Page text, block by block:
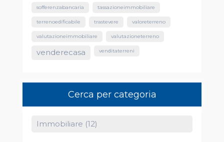
sofferenzabancaria tassazioneimmobiliare
terrenoedificabile trastevere valoreterreno
valutazioneimmobiliare valutazioneterreno
venderecasa venditaterreni
Cerca per categoria
Immobiliare (12)